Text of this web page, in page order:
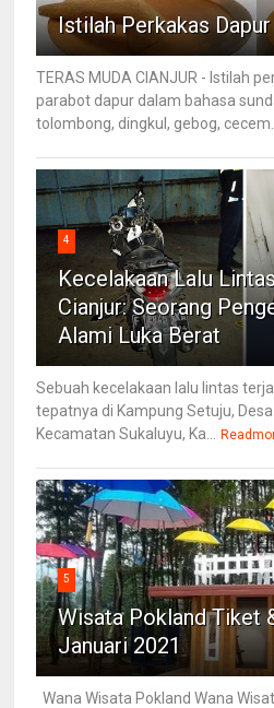
Istilah Perkakas
TERAS MUDA CIANJUR - Istilah
parabot dapur dalam bahasa
tolombong, dingkul, gebog, cecem...
4
Kecelakaan Lalu
Cianjur: Seorang
Alami Luka Berat
Sebuah kecelakaan lalu lintas
tepatnya di Kampung Setuju,
Kecamatan Sukaluyu, Ka...
5
Wisata Pokland Tiket
Januari 2021
Wana Wisata Pokland Wana